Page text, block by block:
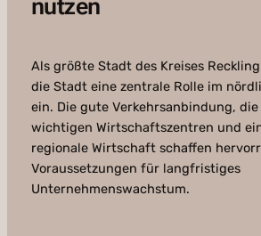
nutzen
Als größte Stadt des Kreises
die Stadt eine zentrale Rolle im
ein. Die gute Verkehrsanbindung, die
wichtigen Wirtschaftszentren und
regionale Wirtschaft schaffen
Voraussetzungen für langfristiges
Unternehmenswachstum.